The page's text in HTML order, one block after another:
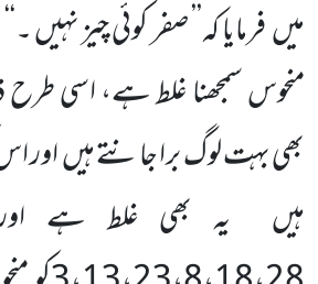
میںفرمایا کہ’’ صفر کوئی چیز نہیں
منحوس سمجھنا غلط ہے، اسی طرح
بھی بہت لوگ برا جانتے ہیںاور
ہیں
یہ بھی غلط ہے